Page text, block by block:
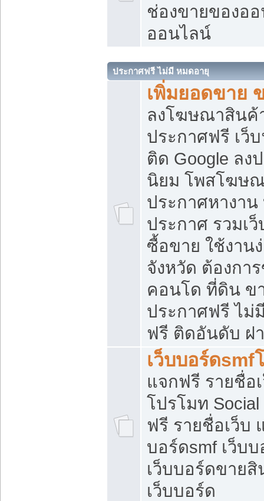
ช่องขายของอ
ออนไลน์
ประกาศฟรี ไม่มี หมดอายุ
เพิ่มยอดขาย
ลงโฆษณาสิน
ประกาศฟรี เว็
ติด Google ลง
นิยม โพสโฆษ
ประกาศหางาน
ประกาศ รวมเ
ซื้อขาย ใช้งาน
จังหวัด ต้องกา
คอนโด ที่ดิน ข
ประกาศฟรี ไม่
ฟรี ติดอันดับ ฝ
เว็บบอร์ดsmf
แจกฟรี รายชื่อ
โปรโมท
ฟรี รายชื่อเว็บ
บอร์ดsmf เว็บ
เว็บบอร์ดขาย
เว็บบอร์ด